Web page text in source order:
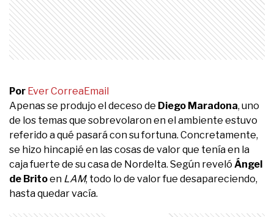
Por Ever CorreaEmail
Apenas se produjo el deceso de Diego Maradona, uno
de los temas que sobrevolaron en el ambiente estuvo
referido a qué pasará con su fortuna. Concretamente,
se hizo hincapié en las cosas de valor que tenía en la
caja fuerte de su casa de Nordelta. Según reveló Ángel
de Britoen LAM, todo lo de valor fue desapareciendo,
hasta quedar vacía.